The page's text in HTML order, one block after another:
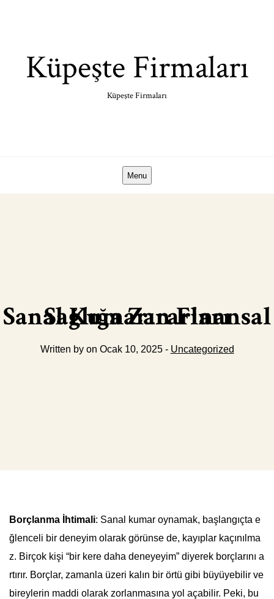
Küpeşte Firmaları
Küpeşte Firmaları
Menu
Sanal Kumarın Finansal Sağlığa Zararları
Written by on Ocak 10, 2025 - Uncategorized
Borçlanma İhtimali: Sanal kumar oynamak, başlangıçta e
ğlenceli bir deneyim olarak görünse de, kayıplar kaçınılma
z. Birçok kişi “bir kere daha deneyeyim” diyerek borçlarını a
rtırır. Borçlar, zamanla üzeri kalın bir örtü gibi büyüyebilir ve
bireylerin maddi olarak zorlanmasına yol açabilir. Peki, bu